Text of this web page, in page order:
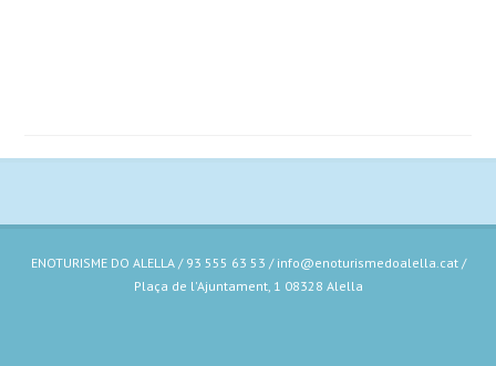
ENOTURISME DO ALELLA / 93 555 63 53 / info@enoturismedoalella.cat /
Plaça de l'Ajuntament, 1 08328 Alella